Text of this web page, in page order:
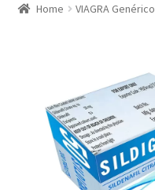
Solución barata
Super amoureux
Home VIAGRA Genérico